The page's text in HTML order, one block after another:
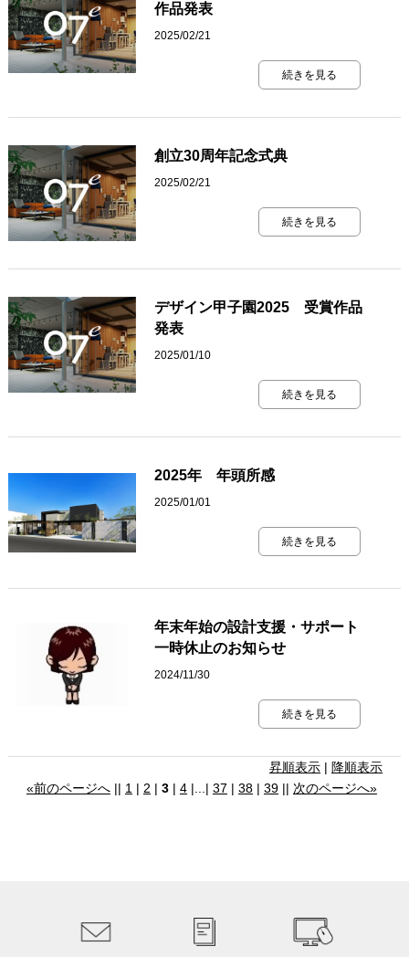
作品発表
2025/02/21
続きを見る
創立30周年記念式典
2025/02/21
続きを見る
デザイン甲子園2025 受賞作品
発表
2025/01/10
続きを見る
2025年 年頭所感
2025/01/01
続きを見る
年末年始の設計支援・サポート
一時休止のお知らせ
2024/11/30
続きを見る
昇順表示 | 降順表示
«前のページへ|| 1 | 2 | 3| 4|...| 37 | 38| 39|| 次のページへ»